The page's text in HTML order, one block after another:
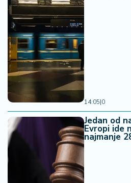
14:05|0
Jedan od
Evropi ide
najmanje